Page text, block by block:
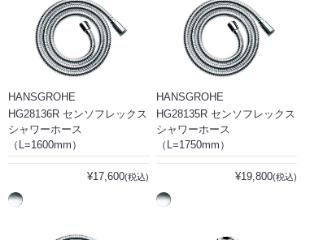
HANSGROHE
HG28136R センソフレックス
シャワーホース
（L=1600mm）
¥17,600(税込)
HANSGROHE
HG28135R センソフレックス
シャワーホース
（L=1750mm）
¥19,800(税込)